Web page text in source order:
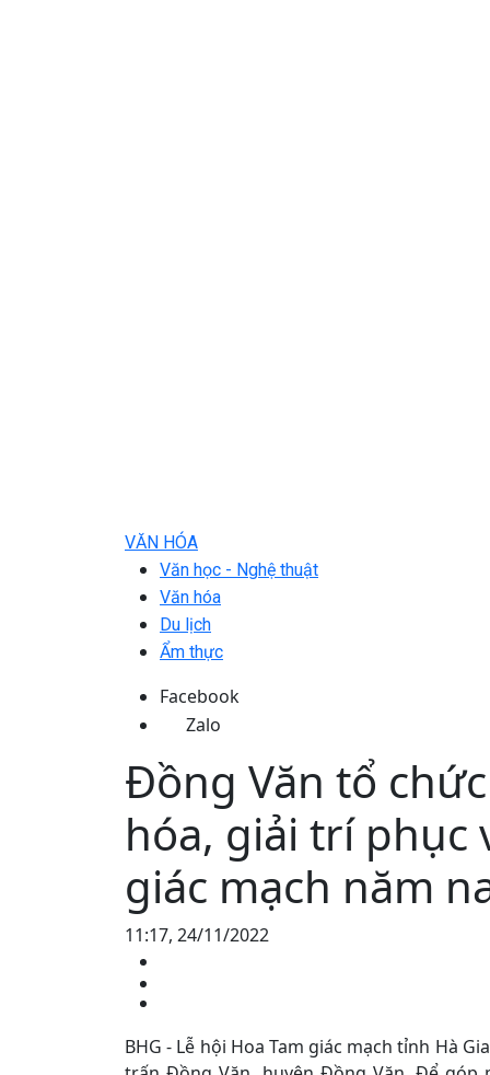
VĂN HÓA
Văn học - Nghệ thuật
Văn hóa
Du lịch
Ẩm thực
Facebook
Zalo
Đồng Văn tổ
hóa, giải trí phục
giác mạch năm
11:17, 24/11/2022
BHG - Lễ hội Hoa Tam giác mạch tỉnh Hà